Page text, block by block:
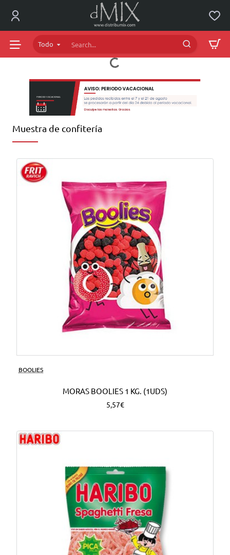
dMIX
Online
Todo
Search...
Muestra de confitería
BOOLIES
MORAS BOOLIES 1 KG. (1UDS)
5,57€